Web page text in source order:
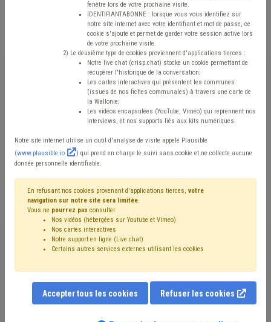
Le point sur certaines
questions
fondamentales en
matière de
stationnement - suite
Mis en ligne le 21 Janvier 2021 - Ambre VASSART
Nous proposons désormais, régulièrement, une série de
questions, toutes en lien avec le stationnement. En
effet, nous constatons que pas mal de questions se
posent encore en la matière et nous pensons que
refaire le tour des éléments essentiels et des prin-cipes
gouvernant la matière n’est pas inutile en soi, et ce afin
de permettre aux praticiens communaux de disposer
fenêtre lors de votre prochaine visite.
IDENTIFIANTABONNE : lorsque vous vous identifiez sur
notre site internet avec votre identifiant et mot de passe, ce
cookie s'ajoute et permet de garder votre session active lors
de votre prochaine visite.
2) Le deuxième type de cookies proviennent d'applications tierces :
Notre live chat (crisp.chat) stocke un cookie permettant de
récupérer l'historique de la conversation;
Les cartes interactives qui présentent les communes
(issues de nos fiches communales) à travers une carte de
la Wallonie;
Les vidéos encapsulées (YouTube, Viméo) qui reprennent nos
interviews, et nos supports liés aux kits numériques.
Notre site internet utilise un outil d'analyse de visite appelé Plausible
(www.plausible.io
) qui prend en charge le suivi sans cookie et ne collecte aucune
donnée personnelle identifiable.
En refusant nos cookies provenant d'applications tierces, votre
navigation sur notre site sera limitée.
Vous ne pourrez pas consulter
Nos vidéos (hébergées sur Youtube et Vimeo)
Nos cartes interactives
Notre support en ligne (Live chat)
Certains autres services externes utilisant les cookies
Accepter tous les cookies Refuser les cookies